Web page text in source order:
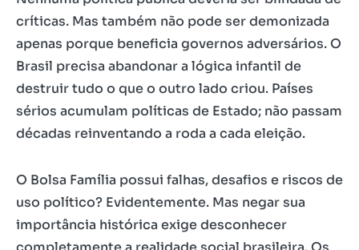
críticas. Mas também não pode ser demonizada
apenas porque beneficia governos adversários. O
Brasil precisa abandonar a lógica infantil de
destruir tudo o que o outro lado criou. Países
sérios acumulam políticas de Estado; não passam
décadas reinventando a roda a cada eleição.
O Bolsa Família possui falhas, desafios e riscos de
uso político? Evidentemente. Mas negar sua
importância histórica exige desconhecer